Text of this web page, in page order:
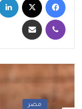
ڤايبر مشاركة عبر البريد
مصر